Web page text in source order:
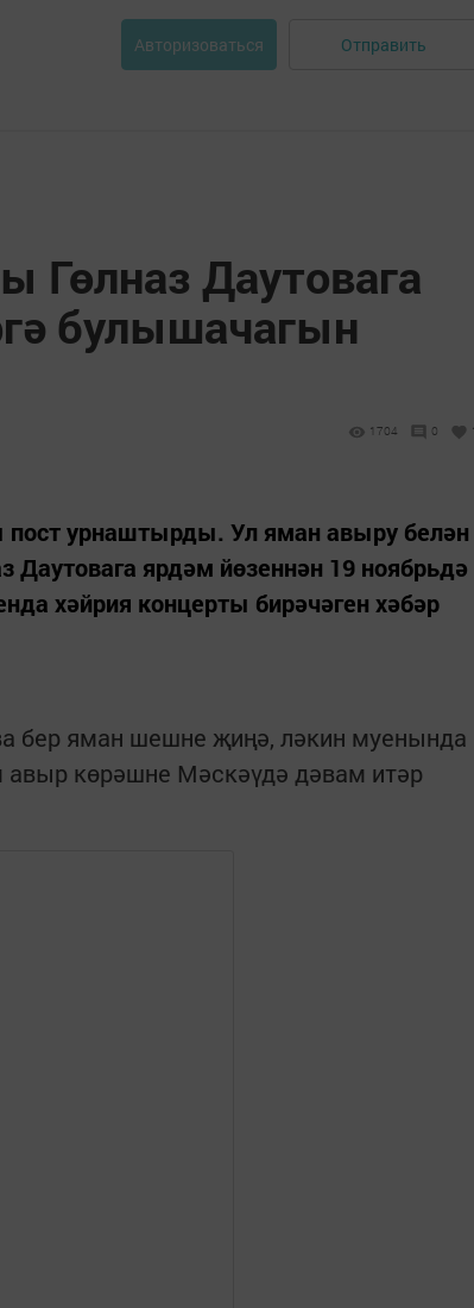
Авторизоваться Отправить
Гөлназ Даутовага
булышачагын
1704 0
пост урнаштырды. Ул яман авыру белән
ярдәм йөзеннән 19 ноябрьдә
хәйрия концерты бирәчәген хәбәр
бер яман шешне җиңә, ләкин муенында
көрәшне Мәскәүдә дәвам итәр